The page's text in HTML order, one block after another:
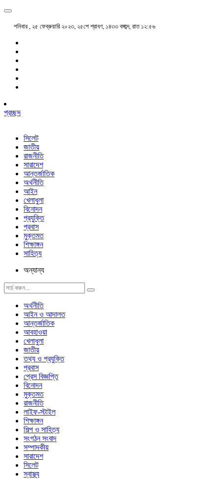
শনিবার , ২৫ ফেব্রুয়ারি ২০২৩, ২৫শে শ্রাবণ, ১৪৩৩ বঙ্গাব্দ, রাত ১২:৫৬
প্রচ্ছদ
সিলেট
জাতীয়
রাজনীতি
সারাদেশ
আন্তর্জাতিক
অর্থনীতি
আইন
খেলাধুলা
বিনোদন
প্রযুক্তি
প্রবাস
মুক্তমত
শিক্ষাঙ্গন
সাহিত্য
অন্যান্য
অর্থনীতি
আইন ও আদালত
আন্তর্জাতিক
আবহাওয়া
খেলাধুলা
জাতীয়
তথ্য ও প্রযুক্তি
প্রবাস
প্রেস বিজ্ঞপ্তি
বিনোদন
মুক্তমত
রাজনীতি
লাইফ-স্টাইল
শিক্ষাঙ্গন
শিল্প ও সাহিত্য
সংগঠন সংবাদ
সম্পাদকীয়
সারাদেশ
সিলেট
স্বাস্থ্য